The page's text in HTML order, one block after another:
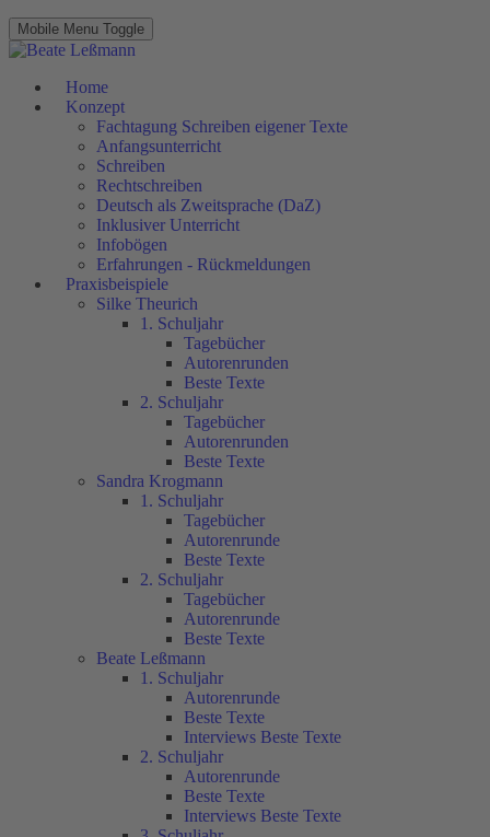
Mobile Menu Toggle
Home
Konzept
Fachtagung Schreiben eigener Texte
Anfangsunterricht
Schreiben
Rechtschreiben
Deutsch als Zweitsprache (DaZ)
Inklusiver Unterricht
Infobögen
Erfahrungen - Rückmeldungen
Praxisbeispiele
Silke Theurich
1. Schuljahr
Tagebücher
Autorenrunden
Beste Texte
2. Schuljahr
Tagebücher
Autorenrunden
Beste Texte
Sandra Krogmann
1. Schuljahr
Tagebücher
Autorenrunde
Beste Texte
2. Schuljahr
Tagebücher
Autorenrunde
Beste Texte
Beate Leßmann
1. Schuljahr
Autorenrunde
Beste Texte
Interviews Beste Texte
2. Schuljahr
Autorenrunde
Beste Texte
Interviews Beste Texte